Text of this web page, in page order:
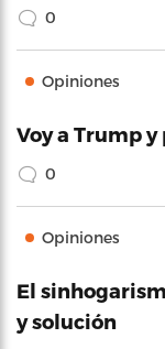
0
Opiniones
Voy a Trump
0
Opiniones
El
y solución